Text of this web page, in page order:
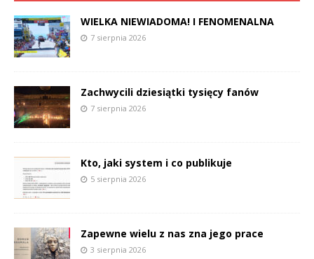
WIELKA NIEWIADOMA! I FENOMENALNA
7 sierpnia 2026
Zachwycili dziesiątki tysięcy fanów
7 sierpnia 2026
Kto, jaki system i co publikuje
5 sierpnia 2026
Zapewne wielu z nas zna jego prace
3 sierpnia 2026